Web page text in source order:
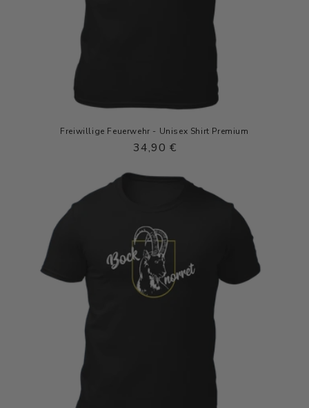
Freiwillige Feuerwehr - Unisex Shirt Premium
Normaler
34,90 €